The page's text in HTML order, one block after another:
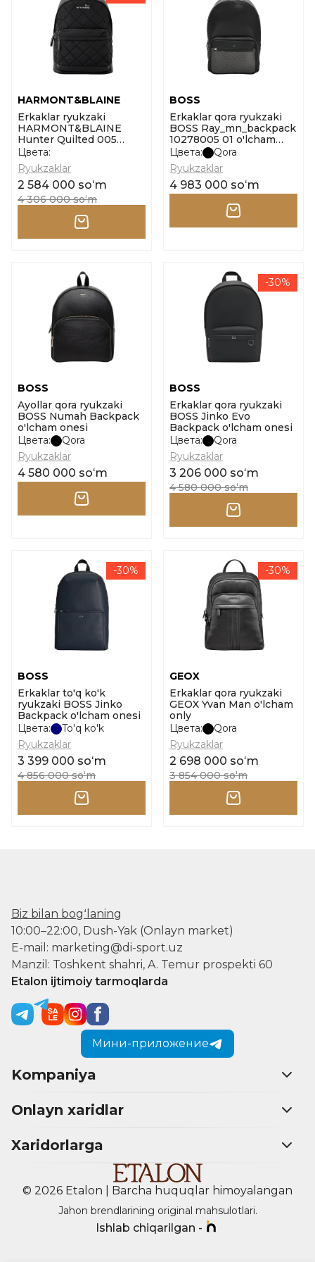
HARMONT&BLAINE
Erkaklar ryukzaki
HARMONT&BLAINE
Hunter Quilted 005
o'lcham one size
Цвета:
Ryukzaklar
2 584 000 soʻm
4 306 000 soʻm
BOSS
Erkaklar qora ryukzaki
BOSS Ray_mn_backpack
10278005 01 o'lcham
onesi
Цвета:
Qora
Ryukzaklar
4 983 000 soʻm
BOSS
Ayollar qora ryukzaki
BOSS Numah Backpack
o'lcham onesi
Цвета:
Qora
Ryukzaklar
4 580 000 soʻm
-30%
BOSS
Erkaklar qora ryukzaki
BOSS Jinko Evo
Backpack o'lcham onesi
Цвета:
Qora
Ryukzaklar
3 206 000 soʻm
4 580 000 soʻm
-30%
BOSS
Erkaklar to'q ko'k
ryukzaki BOSS Jinko
Backpack o'lcham onesi
Цвета:
To'q ko'k
Ryukzaklar
3 399 000 soʻm
4 856 000 soʻm
-30%
GEOX
Erkaklar qora ryukzaki
GEOX Yvan Man o'lcham
only
Цвета:
Qora
Ryukzaklar
2 698 000 soʻm
3 854 000 soʻm
Biz bilan bogʻlaning
10:00–22:00, Dush-Yak (Onlayn market)
E-mail: marketing@di-sport.uz
Manzil: Toshkent shahri, A. Temur prospekti 60
Etalon ijtimoiy tarmoqlarda
Мини-приложение
Kompaniya
Onlayn xaridlar
Xaridorlarga
© 2026 Etalon | Barcha huquqlar himoyalangan
Jahon brendlarining original mahsulotlari.
Ishlab chiqarilgan -